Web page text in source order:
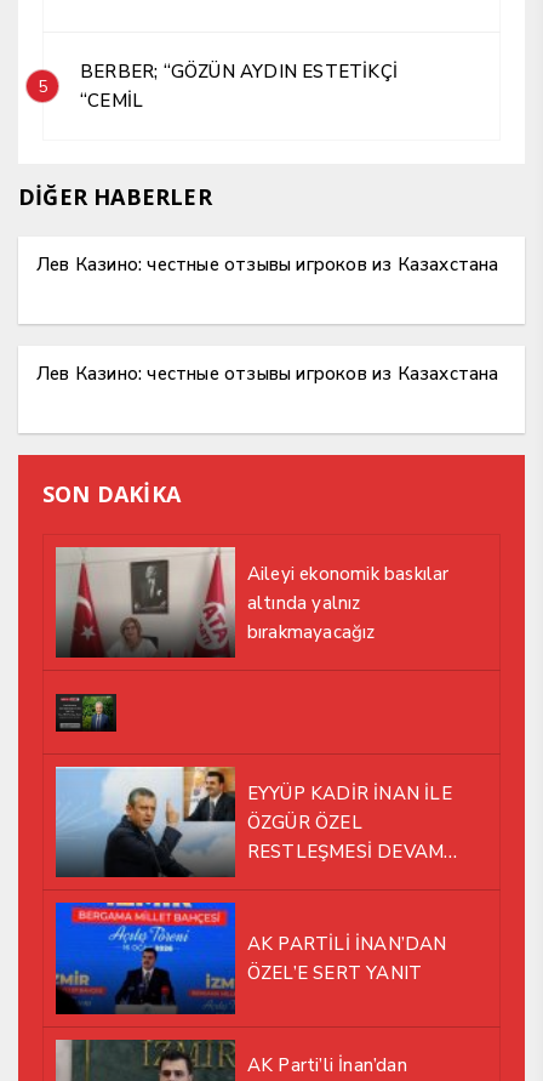
5
BERBER; “GÖZÜN AYDIN ESTETİKÇİ
“CEMİL
DİĞER HABERLER
Лев Казино: честные отзывы игроков из Казахстана
Лев Казино: честные отзывы игроков из Казахстана
SON DAKİKA
Aileyi ekonomik baskılar
altında yalnız
bırakmayacağız
EYYÜP KADİR İNAN İLE
ÖZGÜR ÖZEL
RESTLEŞMESİ DEVAM
AK PARTİLİ İNAN’DAN
ÖZEL’E SERT YANIT
AK Parti’li İnan’dan